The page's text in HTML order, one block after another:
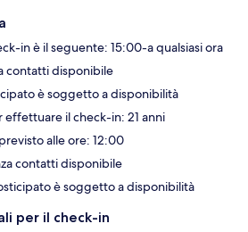
in è il seguente: 15:00-a qualsiasi ora
contatti disponibile
è soggetto a disponibilità
effettuare il check-in: 21 anni
alle ore: 12:00
contatti disponibile
è soggetto a disponibilità
per il check-in